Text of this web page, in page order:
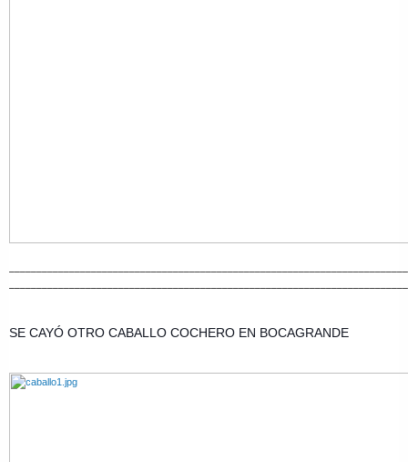
SE CAYÓ OTRO CABALLO COCHERO EN BOCAGRANDE